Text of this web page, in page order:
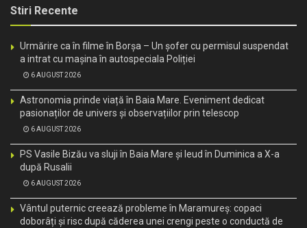
Stiri Recente
Urmărire ca în filme în Borșa – Un șofer cu permisul suspendat
a intrat cu mașina în autospeciala Poliției
6 AUGUST 2026
Astronomia prinde viață în Baia Mare. Eveniment dedicat
pasionaților de univers și observațiilor prin telescop
6 AUGUST 2026
PS Vasile Bizău va sluji în Baia Mare și Ieud în Duminica a X-a
după Rusalii
6 AUGUST 2026
Vântul puternic creează probleme în Maramureș: copaci
doborâți și risc după căderea unei crengi peste o conductă de